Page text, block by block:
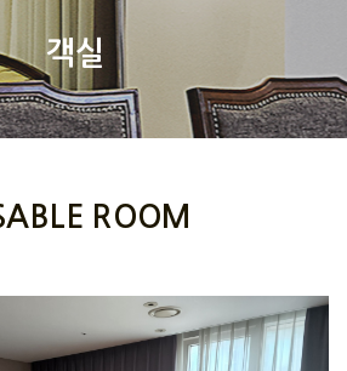
객실
ROOM